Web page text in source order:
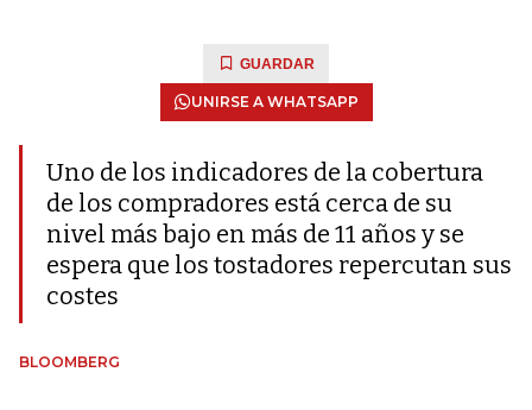
GUARDAR
UNIRSE A WHATSAPP
Uno de los indicadores de la cobertura
de los compradores está cerca de su
nivel más bajo en más de 11 años y se
espera que los tostadores repercutan sus
costes
BLOOMBERG